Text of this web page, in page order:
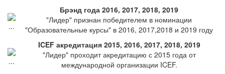
Брэнд года 2016, 2017, 2018, 2019
"Лидер" признан победителем в номинации
"Образовательные курсы" в 2016, 2017,2018 и 2019 году
ICEF акредитация 2015, 2016, 2017, 2018, 2019
"Лидер" проходит акредитацию с 2015 года от
международной организации ICEF.